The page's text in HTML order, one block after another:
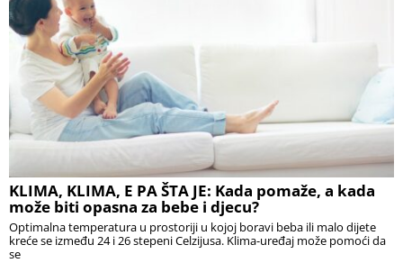
KLIMA, KLIMA, E PA ŠTA JE: Kada pomaže, a kada
može biti opasna za bebe i djecu?
Optimalna temperatura u prostoriji u kojoj boravi beba ili malo dijete
kreće se između 24 i 26 stepeni Celzijusa. Klima-uređaj može pomoći da
se